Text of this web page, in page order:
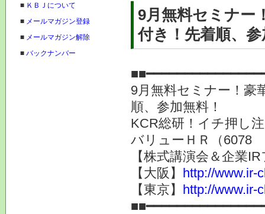
■ ＫＢＪについて
■ メールマガジン登録
■ メールマガジン解除
■ バックナンバー
9月無料セミナー
付き！先着順、
9月無料セミナー！豪
順、参加無料！
KCR総研！イチ押し
バリューＨＲ（6078
【株式講演会＆企業
【大阪】 http://www.ir-
【東京】 http://www.ir-